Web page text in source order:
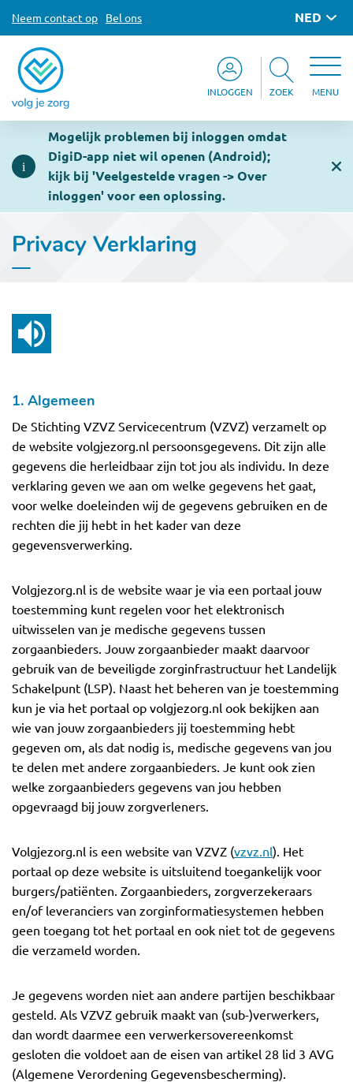
Neem contact op Bel ons NED
INLOGGEN ZOEK MENU
Mogelijk problemen bij inloggen omdat
DigiD-app niet wil openen (Android);
kijk bij 'Veelgestelde vragen -> Over
inloggen' voor een oplossing.
Privacy Verklaring
1. Algemeen
De Stichting VZVZ Servicecentrum (VZVZ) verzamelt op
de website volgjezorg.nl persoonsgegevens. Dit zijn alle
gegevens die herleidbaar zijn tot jou als individu. In deze
verklaring geven we aan om welke gegevens het gaat,
voor welke doeleinden wij de gegevens gebruiken en de
rechten die jij hebt in het kader van deze
gegevensverwerking.
Volgjezorg.nl is de website waar je via een portaal jouw
toestemming kunt regelen voor het elektronisch
uitwisselen van je medische gegevens tussen
zorgaanbieders. Jouw zorgaanbieder maakt daarvoor
gebruik van de beveiligde zorginfrastructuur het Landelijk
Schakelpunt (LSP). Naast het beheren van je toestemming
kun je via het portaal op volgjezorg.nl ook bekijken aan
wie van jouw zorgaanbieders jij toestemming hebt
gegeven om, als dat nodig is, medische gegevens van jou
te delen met andere zorgaanbieders. Je kunt ook zien
welke zorgaanbieders gegevens van jou hebben
opgevraagd bij jouw zorgverleners.
Volgjezorg.nl is een website van VZVZ (vzvz.nl). Het
portaal op deze website is uitsluitend toegankelijk voor
burgers/patiënten. Zorgaanbieders, zorgverzekeraars
en/of leveranciers van zorginformatiesystemen hebben
geen toegang tot het portaal en ook niet tot de gegevens
die verzameld worden.
Je gegevens worden niet aan andere partijen beschikbaar
gesteld. Als VZVZ gebruik maakt van (sub-)verwerkers,
dan wordt daarmee een verwerkersovereenkomst
gesloten die voldoet aan de eisen van artikel 28 lid 3 AVG
(Algemene Verordening Gegevensbescherming).